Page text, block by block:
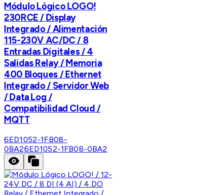
Módulo Lógico LOGO!
230RCE / Display
Integrado / Alimentación
115-230V AC/DC / 8
Entradas Digitales / 4
Salidas Relay / Memoria
400 Bloques / Ethernet
Integrado / Servidor Web
/ Data Log /
Compatibilidad Cloud /
MQTT
6ED1052-1FB08-
0BA26ED1052-1FB08-0BA2